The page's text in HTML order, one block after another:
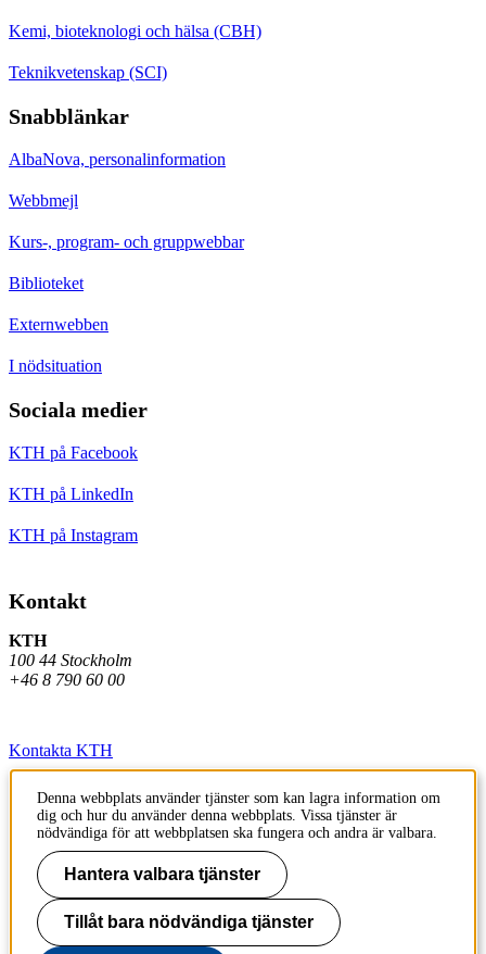
Kemi, bioteknologi och hälsa (CBH)
Teknikvetenskap (SCI)
Snabblänkar
AlbaNova, personalinformation
Webbmejl
Kurs-, program- och gruppwebbar
Biblioteket
Externwebben
I nödsituation
Sociala medier
KTH på Facebook
KTH på LinkedIn
KTH på Instagram
Kontakt
KTH
100 44 Stockholm
+46 8 790 60 00
Kontakta KTH
Jobba på KTH
Press och media
Faktura och betalning KTH
Om KTH:s webbplatser
Denna webbplats använder tjänster som kan lagra information om
dig och hur du använder denna webbplats. Vissa tjänster är
nödvändiga för att webbplatsen ska fungera och andra är valbara.
Hantera valbara tjänster
Tillåt bara nödvändiga tjänster